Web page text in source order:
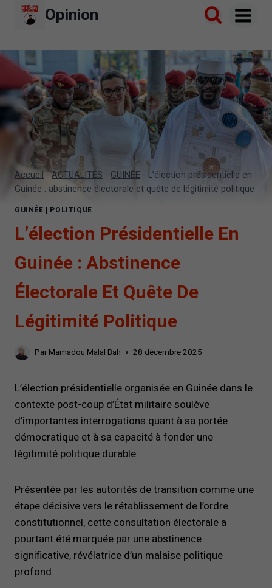
Opinion
Accueil-ACTUALITÉS - GUINÉE - L’élection présidentielle en
Guinée : abstinence électorale et quête de légitimité politique
GUINÉE | POLITIQUE
L’élection Présidentielle En
Guinée : Abstinence
Électorale Et Quête De
Légitimité Politique
Par Mamadou Malal Bah 28 décembre 2025
L’élection présidentielle organisée en Guinée dans le
contexte post-coup d’État militaire soulève
d’importantes interrogations quant à sa portée
démocratique et à sa capacité à fonder une
légitimité politique durable.
Présentée par les autorités de transition comme une
étape décisive vers le rétablissement de l’ordre
constitutionnel, cette consultation électorale a
pourtant été marquée par une abstinence
significative, révélatrice d’un malaise politique
profond.